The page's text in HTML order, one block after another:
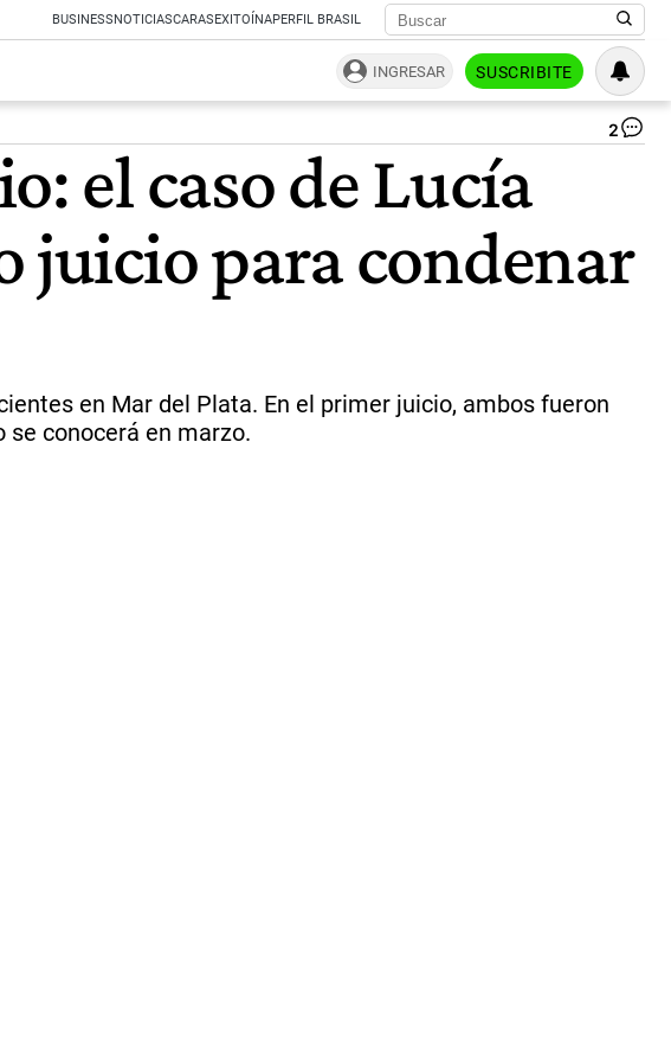
BUSINESSNOTICIASCARASEXITOÍNAPERFIL BRASIL
INGRESAR SUSCRIBITE
2
el caso de Lucía
juicio para condenar
en Mar del Plata. En el primer juicio, ambos fueron
se conocerá en marzo.